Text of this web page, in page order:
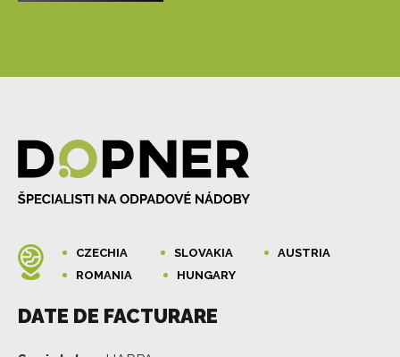
CZECHIA SLOVAKIA
AUSTRIA
ROMANIA
HUNGARY
DATE DE FACTURARE